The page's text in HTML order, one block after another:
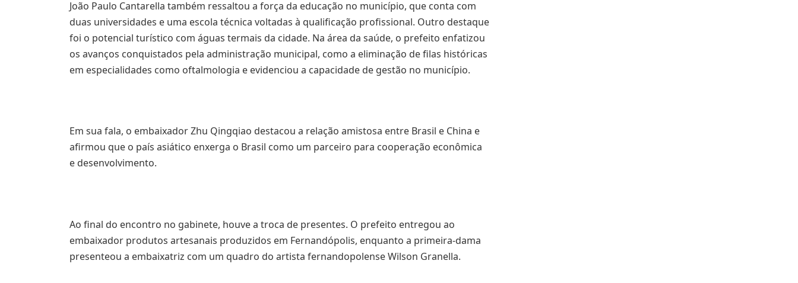
João Paulo Cantarella também ressaltou a força da educação no município, que conta com
duas universidades e uma escola técnica voltadas à qualificação profissional. Outro destaque
foi o potencial turístico com águas termais da cidade. Na área da saúde, o prefeito enfatizou
os avanços conquistados pela administração municipal, como a eliminação de filas históricas
em especialidades como oftalmologia e evidenciou a capacidade de gestão no município.
Em sua fala, o embaixador Zhu Qingqiao destacou a relação amistosa entre Brasil e China e
afirmou que o país asiático enxerga o Brasil como um parceiro para cooperação econômica
e desenvolvimento.
Ao final do encontro no gabinete, houve a troca de presentes. O prefeito entregou ao
embaixador produtos artesanais produzidos em Fernandópolis, enquanto a primeira-dama
presenteou a embaixatriz com um quadro do artista fernandopolense Wilson Granella.